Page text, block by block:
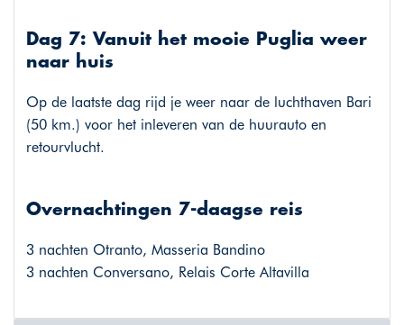
Dag 7: Vanuit het mooie Puglia weer
naar huis
Op de laatste dag rijd je weer naar de luchthaven Bari
(50 km.) voor het inleveren van de huurauto en
retourvlucht.
Overnachtingen 7-daagse reis
3 nachten Otranto, Masseria Bandino
3 nachten Conversano, Relais Corte Altavilla